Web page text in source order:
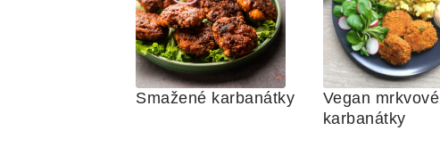
Smažené karbanátky
Vegan mrkvové